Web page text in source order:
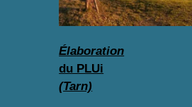
Élaboration
du PLUi
(Tarn)